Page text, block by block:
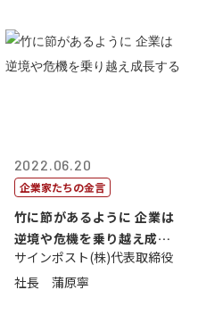
2022.06.20
企業家たちの金言
竹に節があるように 企業は
逆境や危機を乗り越え成長
する
サインポスト(株)代表取締役
社長 蒲原寧